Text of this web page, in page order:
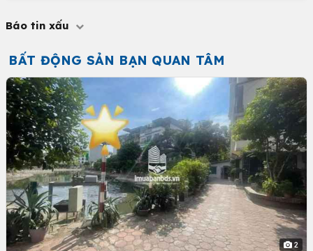
Báo tin xấu
BẤT ĐỘNG SẢN BẠN QUAN TÂM
2